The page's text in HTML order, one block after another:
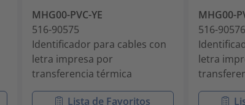
MHG00-PVC-YE
516-90575
Identificador para cables con
letra impresa por
transferencia térmica
Lista de Favoritos
MHG00-
516-90576
letra